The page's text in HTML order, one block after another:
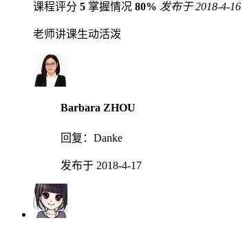
课程评分 5 掌握情况 80% 发布于 2018-4-16
老师讲课生动活泼
Barbara ZHOU
回复： Danke
发布于 2018-4-17